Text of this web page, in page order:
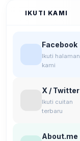
IKUTI KAMI
Facebook
Ikuti halaman
kami
X / Twitter
Ikuti cuitan
terbaru
About.me